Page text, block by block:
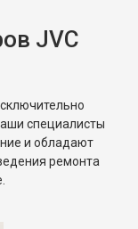
JVC
специалисты
и обладают
ремонта